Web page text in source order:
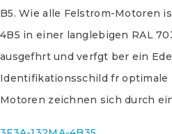
B5. Wie alle Felstrom-Motoren
4B5 in einer langlebigen RAL
ausgefhrt und verfgt ber ein
Identifikationsschild fr
Motoren zeichnen sich durch